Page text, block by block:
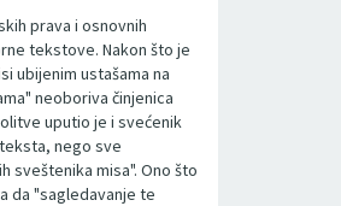
prava i osnovnih
tekstove. Nakon što je
ubijenim ustašama na
neoboriva činjenica
uputio je i svećenik
nego sve
sveštenika misa". Ono što
da "sagledavanje te